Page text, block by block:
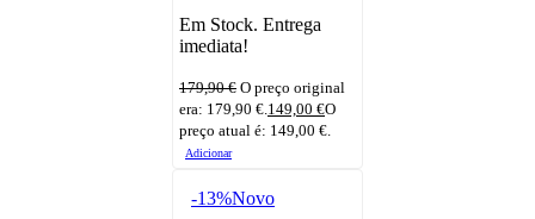
Em Stock. Entrega
imediata!
179,90€ O preço original
era: 179,90 €. 149,00 €O
preço atual é: 149,00 €.
Adicionar
-13%Novo